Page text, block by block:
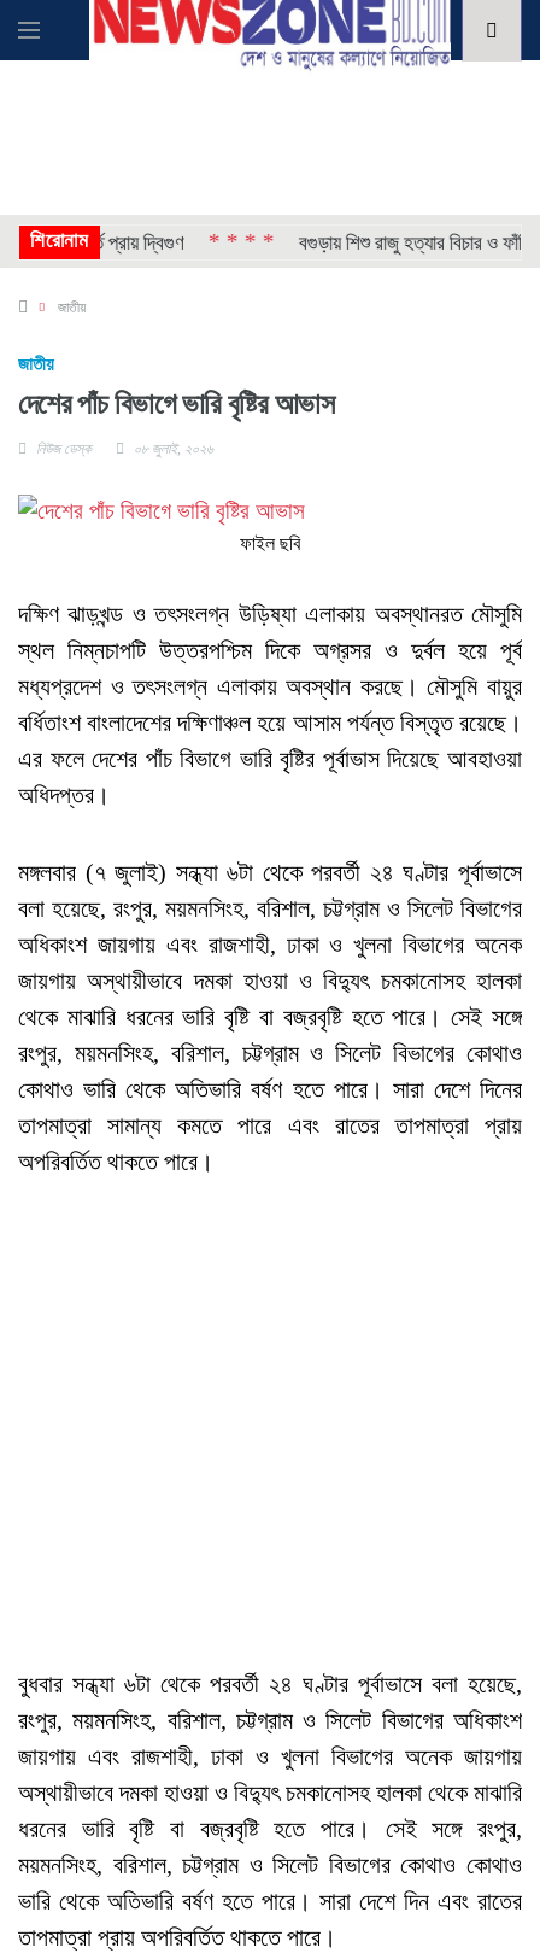
শিরোনাম
চাপ, ভর্তি প্রায় দ্বিগুণ * * * * বগুড়ায় শিশু রাজু হত্যার বিচার ও ফাঁসির
জাতীয়
জাতীয়
দেশের পাঁচ বিভাগে​ ভারি বৃষ্টির আভাস
নিউজ ডেস্ক ০৮ জুলাই, ২০২৬
ফাইল ছবি
দক্ষিণ ঝাড়খন্ড ও তৎসংলগ্ন উড়িষ্যা এলাকায় অবস্থানরত মৌসুমি
স্থল নিম্নচাপটি উত্তরপশ্চিম দিকে অগ্রসর ও দুর্বল হয়ে পূর্ব
মধ্যপ্রদেশ ও তৎসংলগ্ন এলাকায় অবস্থান করছে। মৌসুমি বায়ুর
বর্ধিতাংশ বাংলাদেশের দক্ষিণাঞ্চল হয়ে আসাম পর্যন্ত বিস্তৃত রয়েছে।
এর ফলে দেশের পাঁচ বিভাগে ভারি বৃষ্টির পূর্বাভাস দিয়েছে আবহাওয়া
অধিদপ্তর।
মঙ্গলবার (৭ জুলাই) সন্ধ্যা ৬টা থেকে পরবর্তী ২৪ ঘণ্টার পূর্বাভাসে
বলা হয়েছে, রংপুর, ময়মনসিংহ, বরিশাল, চট্টগ্রাম ও সিলেট বিভাগের
অধিকাংশ জায়গায় এবং রাজশাহী, ঢাকা ও খুলনা বিভাগের অনেক
জায়গায় অস্থায়ীভাবে দমকা হাওয়া ও বিদ্যুৎ চমকানোসহ হালকা
থেকে মাঝারি ধরনের ভারি বৃষ্টি বা বজ্রবৃষ্টি হতে পারে। সেই সঙ্গে
রংপুর, ময়মনসিংহ, বরিশাল, চট্টগ্রাম ও সিলেট বিভাগের কোথাও
কোথাও ভারি থেকে অতিভারি বর্ষণ হতে পারে। সারা দেশে দিনের
তাপমাত্রা সামান্য কমতে পারে এবং রাতের তাপমাত্রা প্রায়
অপরিবর্তিত থাকতে পারে।
বুধবার সন্ধ্যা ৬টা থেকে পরবর্তী ২৪ ঘণ্টার পূর্বাভাসে বলা হয়েছে,
রংপুর, ময়মনসিংহ, বরিশাল, চট্টগ্রাম ও সিলেট বিভাগের অধিকাংশ
জায়গায় এবং রাজশাহী, ঢাকা ও খুলনা বিভাগের অনেক জায়গায়
অস্থায়ীভাবে দমকা হাওয়া ও বিদ্যুৎ চমকানোসহ হালকা থেকে মাঝারি
ধরনের ভারি বৃষ্টি বা বজ্রবৃষ্টি হতে পারে। সেই সঙ্গে রংপুর,
ময়মনসিংহ, বরিশাল, চট্টগ্রাম ও সিলেট বিভাগের কোথাও কোথাও
ভারি থেকে অতিভারি বর্ষণ হতে পারে। সারা দেশে দিন এবং রাতের
তাপমাত্রা প্রায় অপরিবর্তিত থাকতে পারে।